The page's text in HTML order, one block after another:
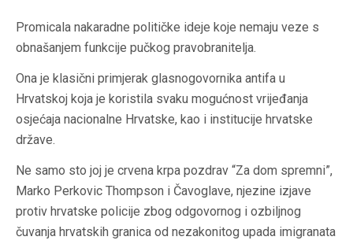
Promicala nakaradne političke ideje koje nemaju veze s
obnašanjem funkcije pučkog pravobranitelja.
Ona je klasični primjerak glasnogovornika antifa u
Hrvatskoj koja je koristila svaku mogućnost vrijeđanja
osjećaja nacionalne Hrvatske, kao i institucije hrvatske
države.
Ne samo sto joj je crvena krpa pozdrav “Za dom spremni”,
Marko Perkovic Thompson i Čavoglave, njezine izjave
protiv hrvatske policije zbog odgovornog i ozbiljnog
čuvanja hrvatskih granica od nezakonitog upada imigranata